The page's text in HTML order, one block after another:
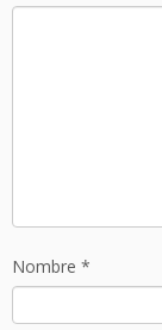
Nombre *